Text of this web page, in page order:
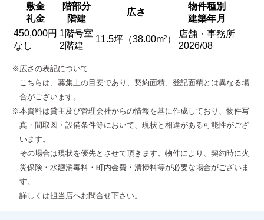
敷金
礼金
階部分
階建
広さ
物件種別
建築年月
450,000円
なし
1階号室
2階建
11.5坪（38.00m²）
店舗・事務所
2026/08
※広さの表記について
こちらは、募集上の目安であり、契約面積、登記面積とは異なる場
合がございます。
※本資料は貸主及び管理会社からの情報を基に作成しており、物件写
真・間取図・設備条件等において、現状と相違がある可能性がござ
います。
その場合は現状を優先とさせて頂きます。物件により、契約時に火
災保険・水廻消毒料・町内会費・清掃料等が必要な場合がございま
す。
詳しくは担当店へお問合せ下さい。